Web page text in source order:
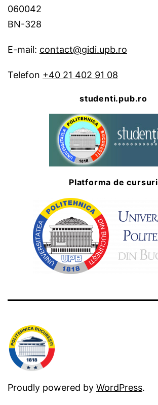
060042
BN-328
E-mail: contact@gidi.upb.ro
Telefon +40 21 402 91 08
studenti.pub.ro
Platforma de cursuri
Proudly powered by WordPress.